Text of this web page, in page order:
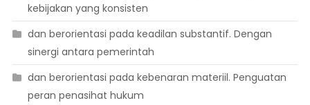
kebijakan yang konsisten
dan berorientasi pada keadilan substantif. Dengan
sinergi antara pemerintah
dan berorientasi pada kebenaran materiil. Penguatan
peran penasihat hukum